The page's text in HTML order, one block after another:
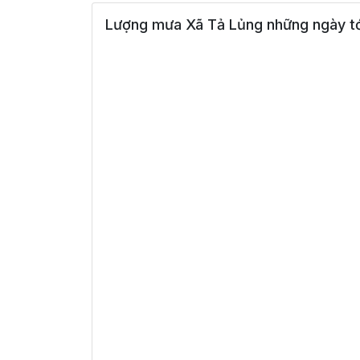
Lượng mưa Xã Tả Lủng những ngày